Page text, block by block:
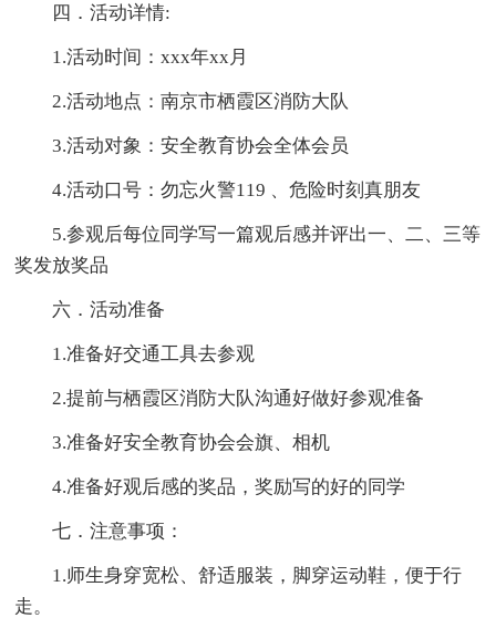
四．活动详情:
1.活动时间：xxx年xx月
2.活动地点：南京市栖霞区消防大队
3.活动对象：安全教育协会全体会员
4.活动口号：勿忘火警119 、危险时刻真朋友
5.参观后每位同学写一篇观后感并评出一、二、三等
奖发放奖品
六．活动准备
1.准备好交通工具去参观
2.提前与栖霞区消防大队沟通好做好参观准备
3.准备好安全教育协会会旗、相机
4.准备好观后感的奖品，奖励写的好的同学
七．注意事项：
1.师生身穿宽松、舒适服装，脚穿运动鞋，便于行
走。